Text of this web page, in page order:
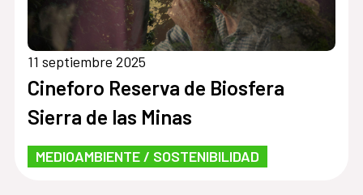
11 septiembre 2025
Cineforo Reserva de Biosfera
Sierra de las Minas
MEDIOAMBIENTE / SOSTENIBILIDAD